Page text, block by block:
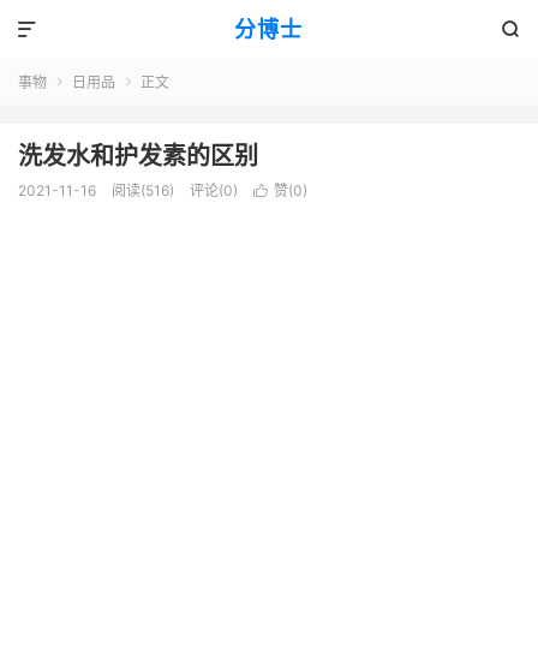
分博士 

事物  日用品  正文
洗发水和护发素的区别
2021-11-16 阅读(516) 评论(0)  赞(0)